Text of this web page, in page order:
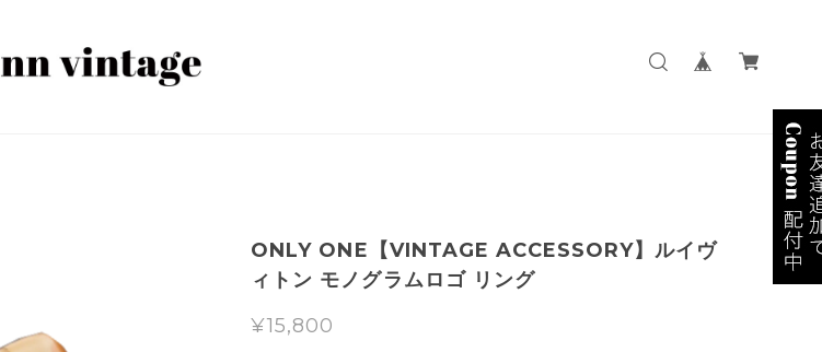
ONLY ONE【VINTAGE ACCESSORY】ルイヴ
ィトン モノグラムロゴ リング
¥15,800